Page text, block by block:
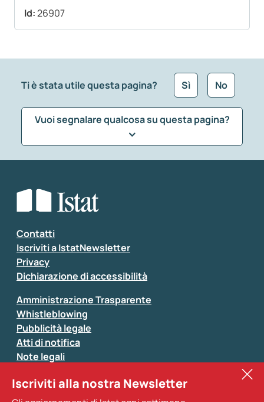
Id:26907
Ti è stata utile questa pagina? Sì No
Vuoi segnalare qualcosa su questa pagina?
Seleziona la tipologia della segnalazione
Inserisci il tuo commento
Contatti
Iscriviti a IstatNewsletter
Privacy
Dichiarazione di accessibilità
Amministrazione Trasparente
Whistleblowing
Pubblicità legale
Atti di notifica
Note legali
Sistan
Iscriviti alla nostra Newsletter